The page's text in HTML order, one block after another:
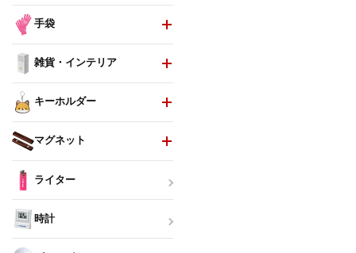
手袋
雑貨・インテリア
キーホルダー
マグネット
ライター
時計